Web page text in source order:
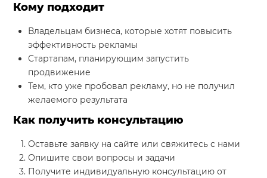
Кому подходит
Владельцам бизнеса, которые хотят повысить
эффективность рекламы
Стартапам, планирующим запустить
продвижение
Тем, кто уже пробовал рекламу, но не получил
желаемого результата
Как получить консультацию
Оставьте заявку на сайте или свяжитесь с нами
Опишите свои вопросы и задачи
Получите индивидуальную консультацию от